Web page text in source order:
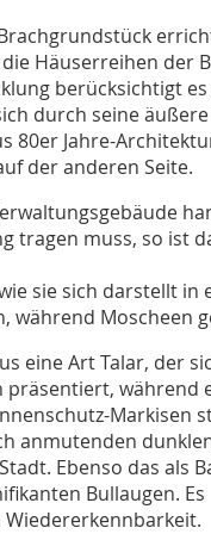
Häuserreihen der
berücksichtigt
durch seine
80er Jahre-
der anderen Seite.
tragen muss, so ist
sie sich darstellt in
während Moscheen
eine Art Talar, der
während
Markisen
anmutenden
Ebenso das als
Bullaugen. Es